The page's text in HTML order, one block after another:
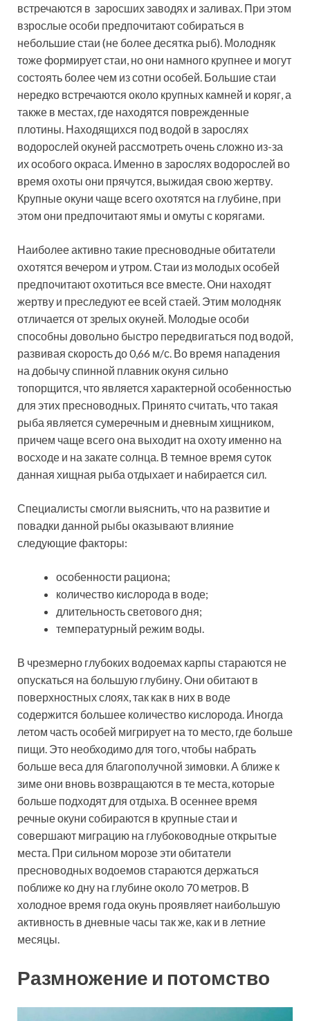
встречаются в заросших заводях и заливах. При этом
взрослые особи предпочитают собираться в
небольшие стаи (не более десятка рыб). Молодняк
тоже формирует стаи, но они намного крупнее и могут
состоять более чем из сотни особей. Большие стаи
нередко встречаются около крупных камней и коряг, а
также в местах, где находятся поврежденные
плотины. Находящихся под водой в зарослях
водорослей окуней рассмотреть очень сложно из-за
их особого окраса. Именно в зарослях водорослей во
время охоты они прячутся, выжидая свою жертву.
Крупные окуни чаще всего охотятся на глубине, при
этом они предпочитают ямы и омуты с корягами.
Наиболее активно такие пресноводные обитатели
охотятся вечером и утром. Стаи из молодых особей
предпочитают охотиться все вместе. Они находят
жертву и преследуют ее всей стаей. Этим молодняк
отличается от зрелых окуней. Молодые особи
способны довольно быстро передвигаться под водой,
развивая скорость до 0,66 м/с. Во время нападения
на добычу спинной плавник окуня сильно
топорщится, что является характерной особенностью
для этих пресноводных. Принято считать, что такая
рыба является сумеречным и дневным хищником,
причем чаще всего она выходит на охоту именно на
восходе и на закате солнца. В темное время суток
данная хищная рыба отдыхает и набирается сил.
Специалисты смогли выяснить, что на развитие и
повадки данной рыбы оказывают влияние
следующие факторы:
особенности рациона;
количество кислорода в воде;
длительность светового дня;
температурный режим воды.
В чрезмерно глубоких водоемах карпы стараются не
опускаться на большую глубину. Они обитают в
поверхностных слоях, так как в них в воде
содержится большее количество кислорода. Иногда
летом часть особей мигрирует на то место, где больше
пищи. Это необходимо для того, чтобы набрать
больше веса для благополучной зимовки. А ближе к
зиме они вновь возвращаются в те места, которые
больше подходят для отдыха. В осеннее время
речные окуни собираются в крупные стаи и
совершают миграцию на глубоководные открытые
места. При сильном морозе эти обитатели
пресноводных водоемов стараются держаться
поближе ко дну на глубине около 70 метров. В
холодное время года окунь проявляет наибольшую
активность в дневные часы так же, как и в летние
месяцы.
Размножение и потомство